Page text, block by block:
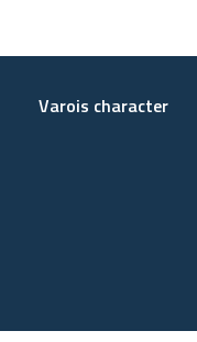
Varois character